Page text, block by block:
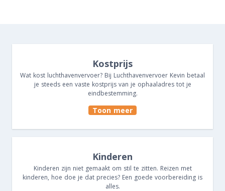
Kostprijs
Wat kost luchthavenvervoer? Bij Luchthavenvervoer Kevin betaal
je steeds een vaste kostprijs van je ophaaladres tot je
eindbestemming.
Toon meer
Kinderen
Kinderen zijn niet gemaakt om stil te zitten. Reizen met
kinderen, hoe doe je dat precies? Een goede voorbereiding is
alles.